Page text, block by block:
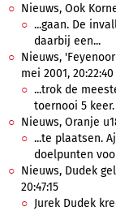
Nieuws, Ook
...gaan. De
daarbij een...
Nieuws,
mei 2001, 20:22:40
...trok de
toernooi 5 keer.
Nieuws, Oranje
...te plaatsen.
doelpunten
Nieuws, Dudek
20:47:15
Jurek Dudek